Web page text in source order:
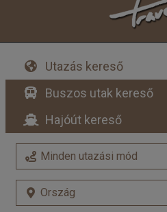
Utazás kereső
Buszos utak kereső
Hajóút kereső